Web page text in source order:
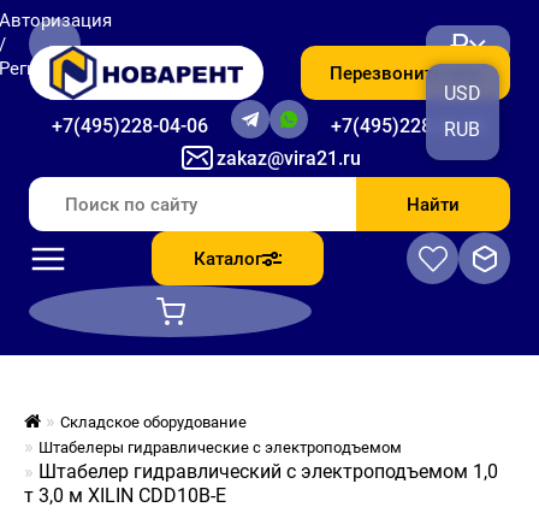
zakaz@vira21.ru
+7(495)228-04-06 +7(495)228-06-56
Перезвоните мне
₽
USD
RUB
Найти
Каталог
Складское оборудование
Штабелеры гидравлические c электроподъемом
Штабелер гидравлический с электроподъемом 1,0
т 3,0 м XILIN CDD10B-E